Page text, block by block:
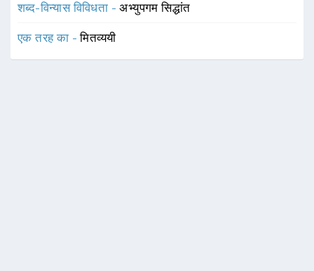
शब्द-विन्यास विविधता -अभ्युपगम सिद्धांत
एक तरह का -मितव्ययी